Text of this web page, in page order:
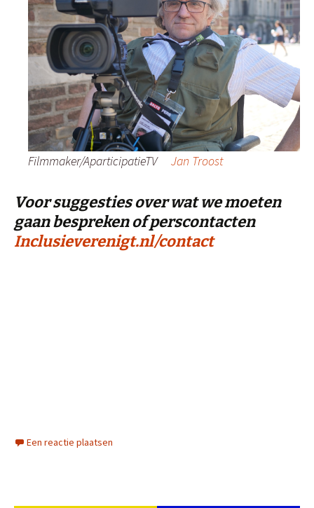
Filmmaker/AparticipatieTV Jan Troost
Voor suggesties over wat we moeten
gaan bespreken of perscontacten
Inclusieverenigt.nl/contact
Een reactie plaatsen